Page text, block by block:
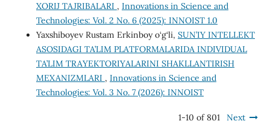
XORIJ TAJRIBALARI , Innovations in Science and
Technologies: Vol. 2 No. 6 (2025): INNOIST 1.0
Yaxshiboyev Rustam Erkinboy o‘g‘li, SUN’IY INTELLEKT
ASOSIDAGI TA’LIM PLATFORMALARIDA INDIVIDUAL
TA’LIM TRAYEKTORIYALARINI SHAKLLANTIRISH
MEXANIZMLARI , Innovations in Science and
Technologies: Vol. 3 No. 7 (2026): INNOIST
1-10 of 801 Next